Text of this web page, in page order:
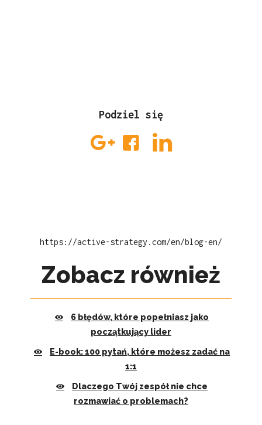
Podziel się
https://active-strategy.com/en/blog-en/
Zobacz również
6 błędów, które popełniasz jako
początkujący lider
E-book: 100 pytań, które możesz zadać na
1:1
Dlaczego Twój zespół nie chce
rozmawiać o problemach?